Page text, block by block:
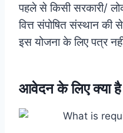
पहले से किसी सरकारी/
वित्त संपोषित संस्थान की
इस योजना के लिए पत्र
आवेदन के लिए क्या